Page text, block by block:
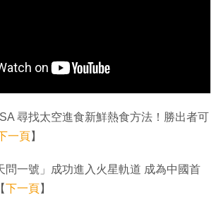
尋找太空進食新鮮熱食方法！勝出者可
一頁】
問一號」成功進入火星軌道 成為中國首
下一頁】